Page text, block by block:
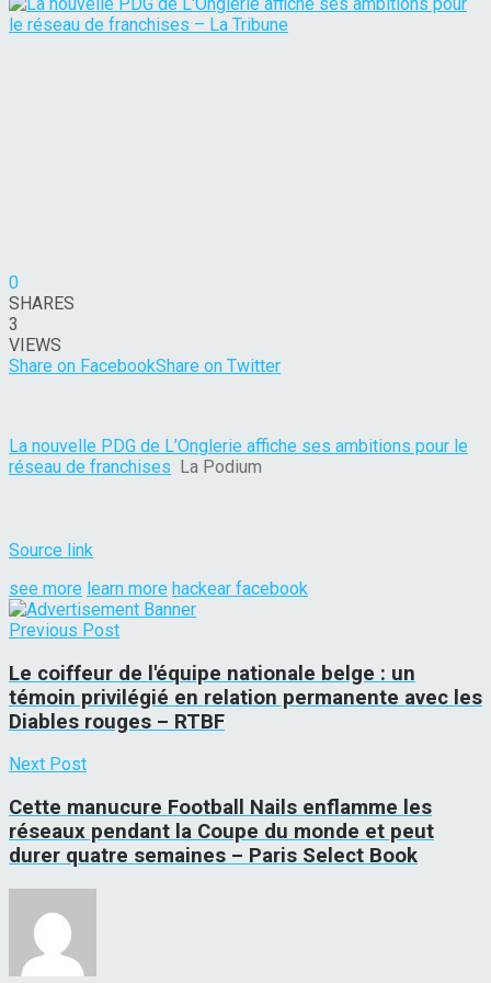
0
SHARES
3
VIEWS
Share on FacebookShare on Twitter
La nouvelle PDG de L’Onglerie affiche ses ambitions pour le
réseau de franchises La Podium
Source link
see more learn more hackear facebook
Previous Post
Le coiffeur de l'équipe nationale belge : un
témoin privilégié en relation permanente avec les
Diables rouges – RTBF
Next Post
Cette manucure Football Nails enflamme les
réseaux pendant la Coupe du monde et peut
durer quatre semaines – Paris Select Book